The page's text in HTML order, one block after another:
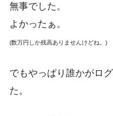
無事でした。
よかったぁ。
(数万円しか残高ありませんけどね。)
でもやっぱり誰かがロ
た。